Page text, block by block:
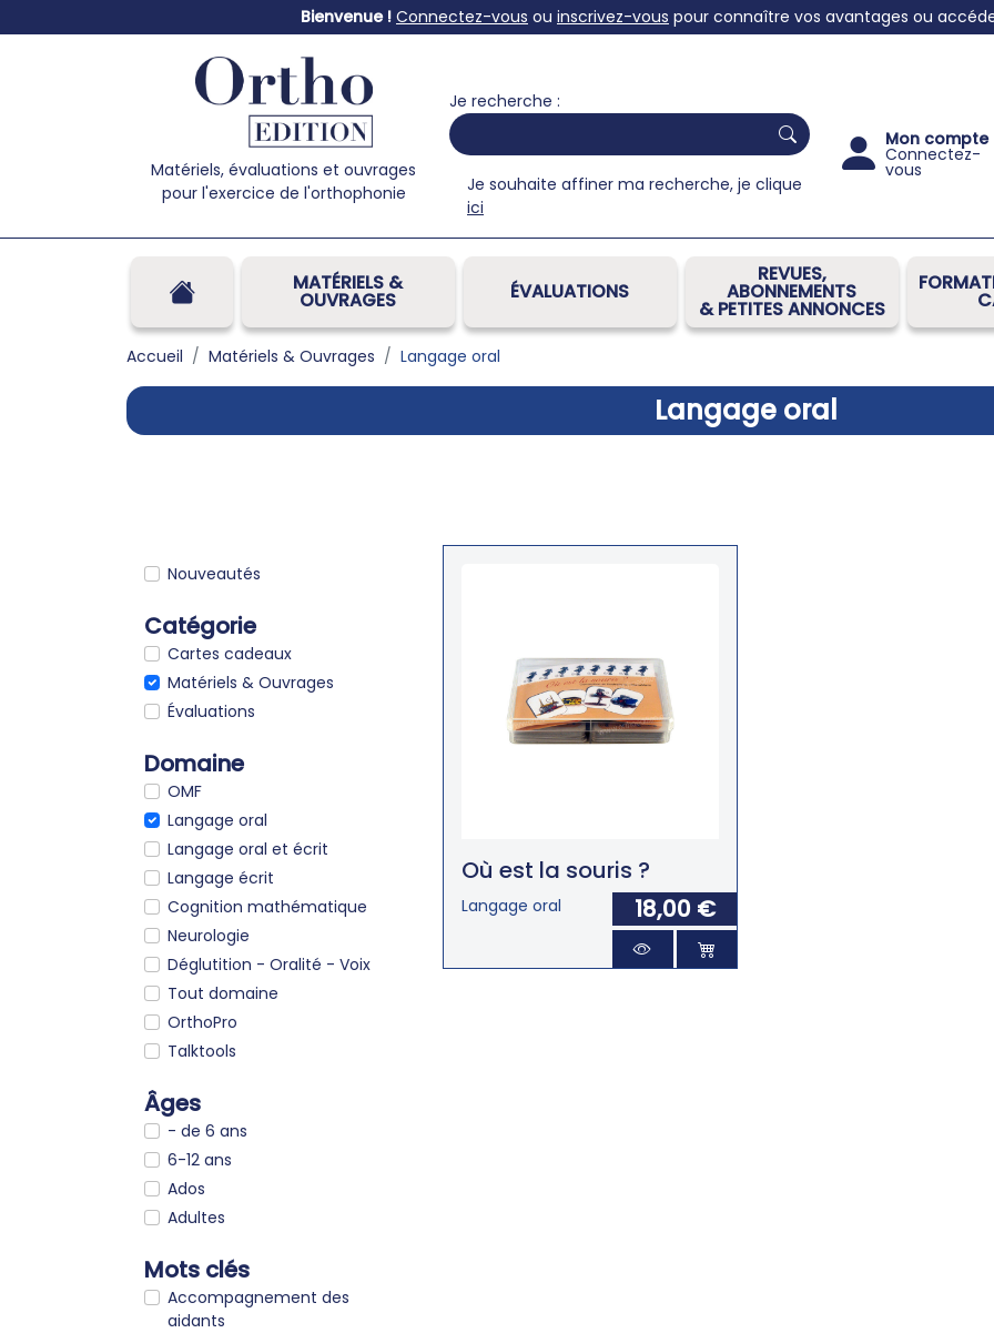
Bienvenue ! Connectez-vous ou inscrivez-vous pour connaître vos avantages ou
Matériels, évaluations et ouvrages
pour l'exercice de l'orthophonie
Je recherche :
Je souhaite affiner ma recherche, je clique
ici
Mon compte
Connectez-
vous
MATÉRIELS &
OUVRAGES ÉVALUATIONS
REVUES,
ABONNEMENTS
& PETITES ANNONCES
Accueil Matériels & Ouvrages Langage oral
Langage oral
Nouveautés
Catégorie
Cartes cadeaux
Matériels & Ouvrages
Évaluations
Domaine
OMF
Langage oral
Langage oral et écrit
Langage écrit
Cognition mathématique
Neurologie
Déglutition - Oralité - Voix
Tout domaine
OrthoPro
Talktools
Âges
- de 6 ans
6-12 ans
Ados
Adultes
Mots clés
Accompagnement des
aidants
Où est la souris ?
Langage oral 18,00 €